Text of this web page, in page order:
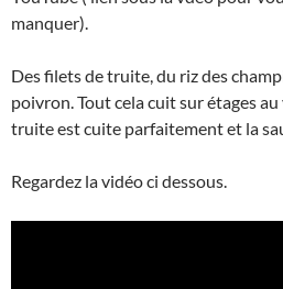
manquer).
Des filets de truite, du riz des
poivron. Tout cela cuit sur étages au
truite est cuite parfaitement et la
Regardez la vidéo ci dessous.